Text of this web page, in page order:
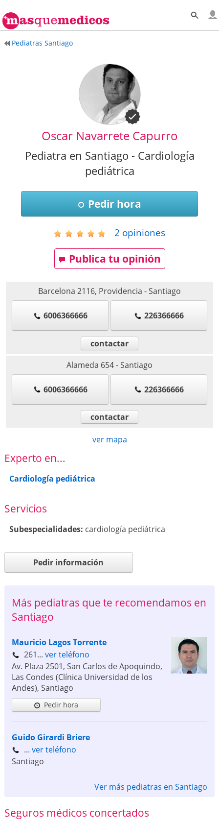
Pediatras Santiago
Oscar Navarrete Capurro
Pediatra en Santiago - Cardiología
pediátrica
Pedir hora
2 opiniones
Publica tu opinión
Barcelona 2116, Providencia -Santiago
6006366666 226366666
contactar
Alameda 654-Santiago
6006366666 226366666
contactar
ver mapa
Experto en...
Cardiología pediátrica
Servicios
Subespecialidades: cardiología pediátrica
Pedir información
Más pediatras que te recomendamos en
Santiago
Mauricio Lagos Torrente
261... ver teléfono
Av. Plaza 2501, San Carlos de Apoquindo,
Las Condes (Clínica Universidad de los
Andes), Santiago
Pedir hora
Guido Girardi Briere
... ver teléfono
Santiago
Ver más pediatras en Santiago
Seguros médicos concertados